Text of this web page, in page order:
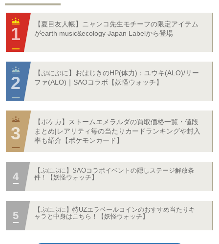
【夏目友人帳】ニャンコ先生モチーフの限定アイテム
がearth music&ecology Japan Labelから登場
【ぷにぷに】おはじきのHP(体力)：ユウキ(ALO)/リー
ファ(ALO)｜SAOコラボ【妖怪ウォッチ】
【ポケカ】ストームエメラルダの買取価格一覧・値段
まとめ|レアリティ毎の当たりカードランキングや封入
率も紹介【ポケモンカード】
【ぷにぷに】SAOコラボイベントの隠しステージ解放条
件！【妖怪ウォッチ】
【ぷにぷに】特UZエラベールコインのおすすめ当たりキ
ャラと中身はこちら！【妖怪ウォッチ】